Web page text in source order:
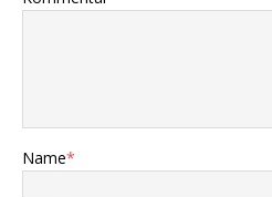
Name*